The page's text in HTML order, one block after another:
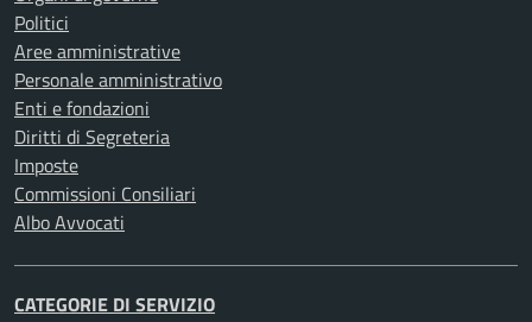
Politici
Aree amministrative
Personale amministrativo
Enti e fondazioni
Diritti di Segreteria
Imposte
Commissioni Consiliari
Albo Avvocati
CATEGORIE DI SERVIZIO